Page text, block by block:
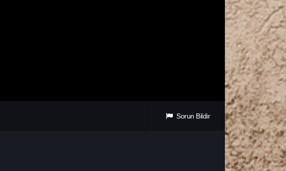
Sorun Bildir